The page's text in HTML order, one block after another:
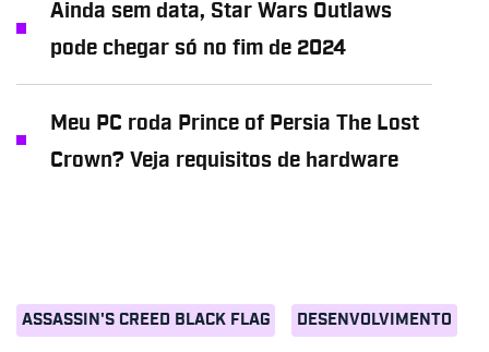
ASSASSIN'S CREED BLACK FLAG DESENVOLVIMENTO
Ainda sem data, Star Wars Outlaws
pode chegar só no fim de 2024
Meu PC roda Prince of Persia The Lost
Crown? Veja requisitos de hardware